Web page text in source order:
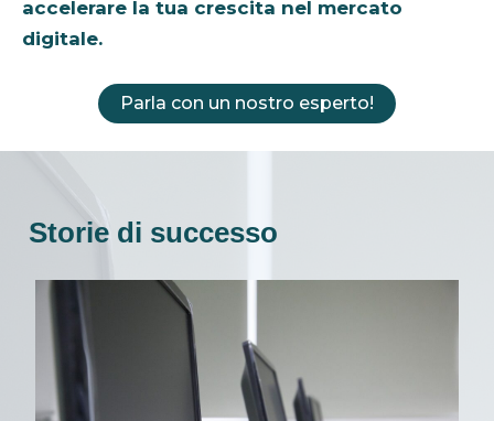
accelerare la tua crescita nel mercato
digitale.
Parla con un nostro esperto!
Storie di successo